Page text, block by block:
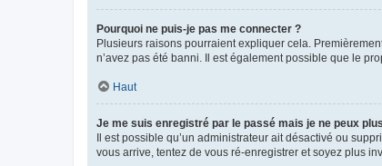
Pourquoi ne puis-je pas me connecter ?
Plusieurs raisons pourraient expliquer cela.
n’avez pas été banni. Il est également possible que le
Haut
Je me suis enregistré par le passé mais je ne peux
Il est possible qu’un administrateur ait désactivé ou
vous arrive, tentez de vous ré-enregistrer et soyez plus